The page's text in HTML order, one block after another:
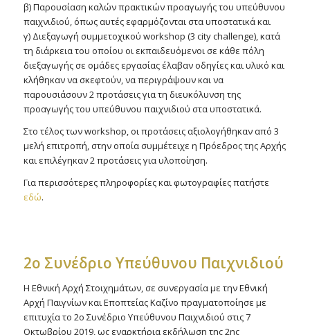
β) Παρουσίαση καλών πρακτικών προαγωγής του υπεύθυνου
παιχνιδιού, όπως αυτές εφαρμόζονται στα υποστατικά και
γ) Διεξαγωγή συμμετοχικού workshop (3 city challenge), κατά
τη διάρκεια του οποίου οι εκπαιδευόμενοι σε κάθε πόλη
διεξαγωγής σε ομάδες εργασίας έλαβαν οδηγίες και υλικό και
κλήθηκαν να σκεφτούν, να περιγράψουν και να
παρουσιάσουν 2 προτάσεις για τη διευκόλυνση της
προαγωγής του υπεύθυνου παιχνιδιού στα υποστατικά.
Στο τέλος των workshop, οι προτάσεις αξιολογήθηκαν από 3
μελή επιτροπή, στην οποία συμμέτειχε η Πρόεδρος της Αρχής
και επιλέγηκαν 2 προτάσεις για υλοποίηση.
Για περισσότερες πληροφορίες και φωτογραφίες πατήστε
εδώ.
2o Συνέδριο Υπεύθυνου Παιχνιδιού
Η Εθνική Αρχή Στοιχημάτων, σε συνεργασία με την Εθνική
Αρχή Παιγνίων και Εποπτείας Καζίνο πραγματοποίησε με
επιτυχία το 2ο Συνέδριο Υπεύθυνου Παιχνιδιού στις 7
Οκτωβρίου 2019, ως εναρκτήρια εκδήλωση της 2ης